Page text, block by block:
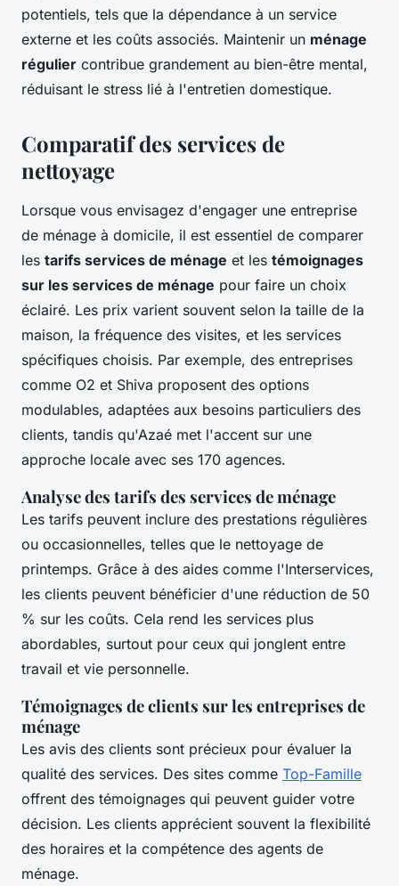
potentiels, tels que la dépendance à un service
externe et les coûts associés. Maintenir un ménage
régulier contribue grandement au bien-être mental,
réduisant le stress lié à l'entretien domestique.
Comparatif des services de
nettoyage
Lorsque vous envisagez d'engager une entreprise
de ménage à domicile, il est essentiel de comparer
les tarifs services de ménage et les témoignages
sur les services de ménage pour faire un choix
éclairé. Les prix varient souvent selon la taille de la
maison, la fréquence des visites, et les services
spécifiques choisis. Par exemple, des entreprises
comme O2 et Shiva proposent des options
modulables, adaptées aux besoins particuliers des
clients, tandis qu'Azaé met l'accent sur une
approche locale avec ses 170 agences.
Analyse des tarifs des services de ménage
Les tarifs peuvent inclure des prestations régulières
ou occasionnelles, telles que le nettoyage de
printemps. Grâce à des aides comme l'Interservices,
les clients peuvent bénéficier d'une réduction de 50
% sur les coûts. Cela rend les services plus
abordables, surtout pour ceux qui jonglent entre
travail et vie personnelle.
Témoignages de clients sur les entreprises de
ménage
Les avis des clients sont précieux pour évaluer la
qualité des services. Des sites comme Top-Famille
offrent des témoignages qui peuvent guider votre
décision. Les clients apprécient souvent la flexibilité
des horaires et la compétence des agents de
ménage.